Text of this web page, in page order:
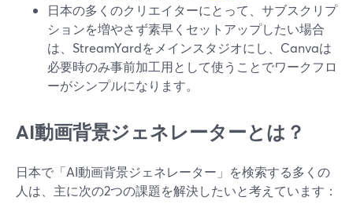
日本の多くのクリエイターにとって、サブスクリプ
ションを増やさず素早くセットアップしたい場合
は、StreamYardをメインスタジオにし、Canvaは
必要時のみ事前加工用として使うことでワークフロ
ーがシンプルになります。
AI動画背景ジェネレーターとは？
日本で「AI動画背景ジェネレーター」を検索する多くの
人は、主に次の2つの課題を解決したいと考えています：